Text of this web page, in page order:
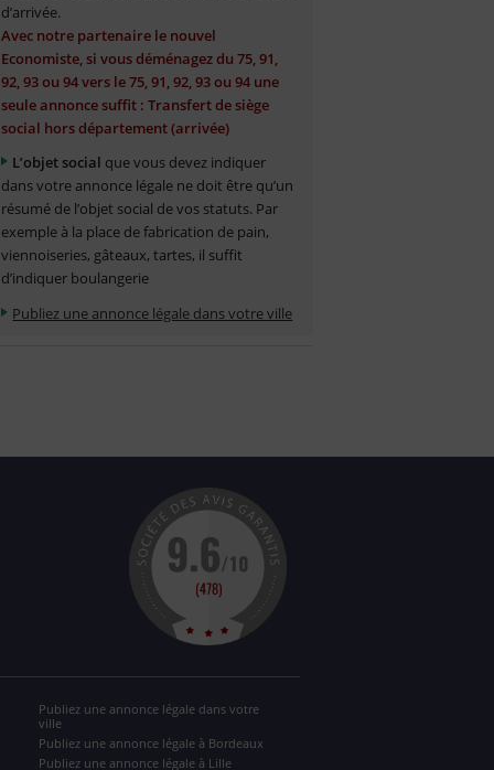
d’arrivée.
Avec notre partenaire le nouvel
Economiste, si vous déménagez du 75, 91,
92, 93 ou 94 vers le 75, 91, 92, 93 ou 94 une
seule annonce suffit : Transfert de siège
social hors département (arrivée)
L’objet social que vous devez indiquer
dans votre annonce légale ne doit être qu’un
résumé de l’objet social de vos statuts. Par
exemple à la place de fabrication de pain,
viennoiseries, gâteaux, tartes, il suffit
d’indiquer boulangerie
Publiez une annonce légale dans votre ville
Publiez une annonce légale dans votre
ville
Publiez une annonce légale à Bordeaux
Publiez une annonce légale à Lille